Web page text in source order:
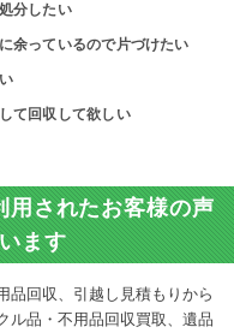
分したい
余っているので片づけたい
て回収して欲しい
用されたお客様の声
ます
品回収、引越し見積もりから
ル品・不用品回収買取、遺品